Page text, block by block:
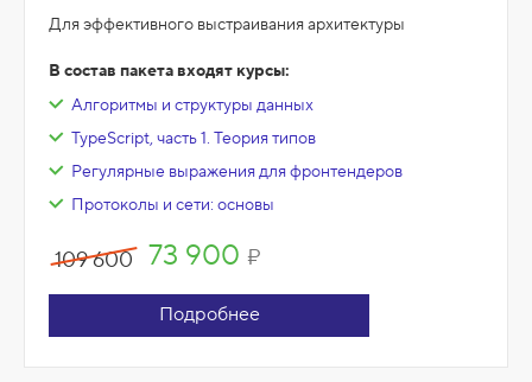
Для эффективного выстраивания архитектуры
В состав пакета входят курсы:
Алгоритмы и структуры данных
TypeScript, часть 1. Теория типов
Регулярные выражения для фронтендеров
Протоколы и сети: основы
109 600 73 900 ₽
Подробнее